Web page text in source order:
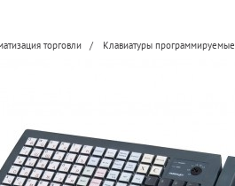
торговли Клавиатуры программируемые